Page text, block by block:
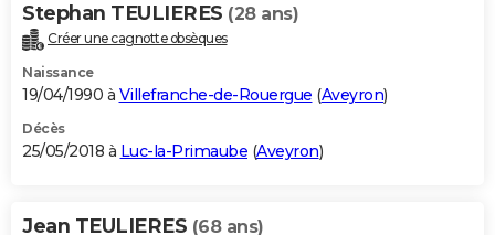
Stephan TEULIERES (28 ans)
Créer une cagnotte obsèques
Naissance
19/04/1990 à Villefranche-de-Rouergue (Aveyron)
Décès
25/05/2018 à Luc-la-Primaube (Aveyron)
Jean TEULIERES (68 ans)